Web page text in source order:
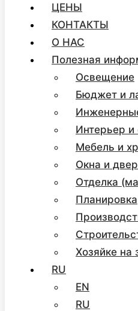
ЦЕНЫ
КОНТАКТЫ
О НАС
Полезная
Освещение
Бюджет и
Интерьер и
Мебель и
Окна и
Отделка
Планировка
Хозяйке на
RU
EN
RU